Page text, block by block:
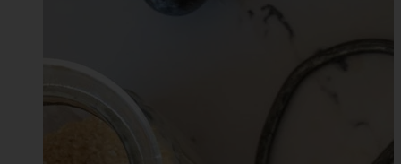
Die beste vegane Lasagne mit Béchamelsauce